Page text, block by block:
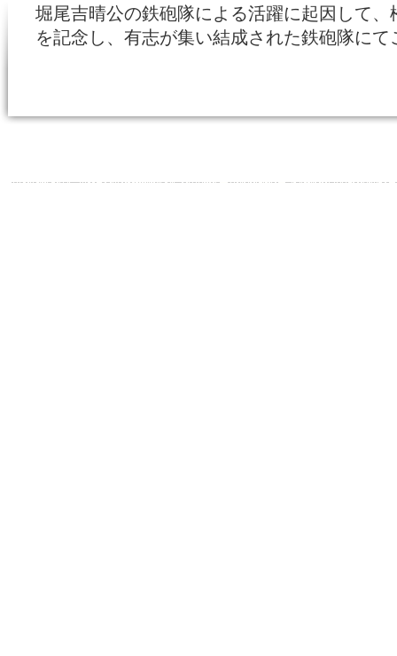
堀尾吉晴公の鉄砲隊による活躍に起因して、
を記念し、有志が集い結成された鉄砲隊にて